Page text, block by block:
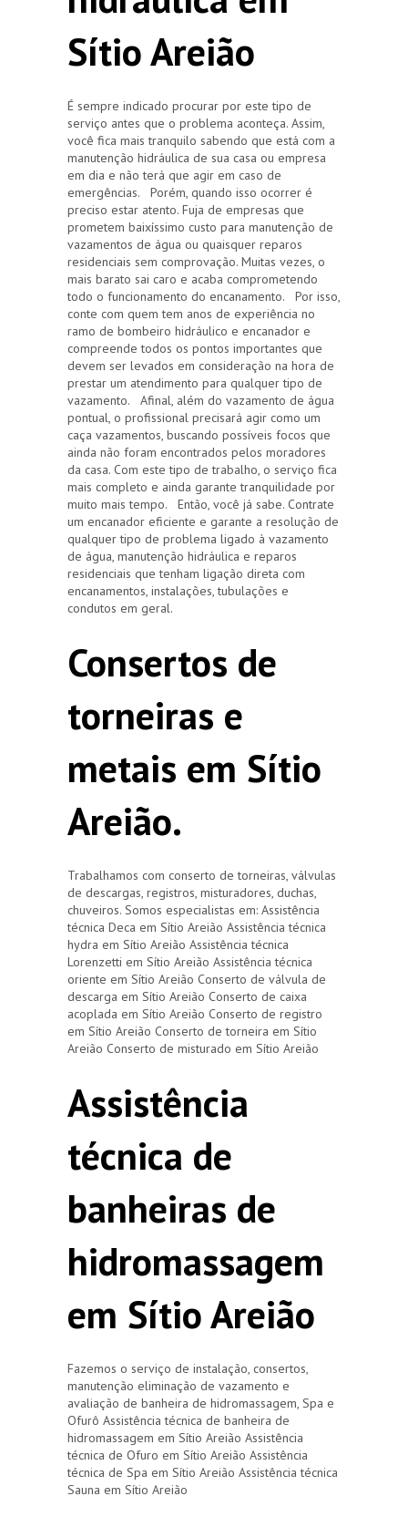
Sítio Areião
É sempre indicado procurar por este tipo de
serviço antes que o problema aconteça. Assim,
você fica mais tranquilo sabendo que está com a
manutenção hidráulica de sua casa ou empresa
em dia e não terá que agir em caso de
emergências. Porém, quando isso ocorrer é
preciso estar atento. Fuja de empresas que
prometem baixíssimo custo para manutenção de
vazamentos de água ou quaisquer reparos
residenciais sem comprovação. Muitas vezes, o
mais barato sai caro e acaba comprometendo
todo o funcionamento do encanamento. Por isso,
conte com quem tem anos de experiência no
ramo de bombeiro hidráulico e encanador e
compreende todos os pontos importantes que
devem ser levados em consideração na hora de
prestar um atendimento para qualquer tipo de
vazamento. Afinal, além do vazamento de água
pontual, o profissional precisará agir como um
caça vazamentos, buscando possíveis focos que
ainda não foram encontrados pelos moradores
da casa. Com este tipo de trabalho, o serviço fica
mais completo e ainda garante tranquilidade por
muito mais tempo. Então, você já sabe. Contrate
um encanador eficiente e garante a resolução de
qualquer tipo de problema ligado à vazamento
de água, manutenção hidráulica e reparos
residenciais que tenham ligação direta com
encanamentos, instalações, tubulações e
condutos em geral.
Consertos de
torneiras e
metais em Sítio
Areião.
Trabalhamos com conserto de torneiras, válvulas
de descargas, registros, misturadores, duchas,
chuveiros. Somos especialistas em: Assistência
técnica Deca em Sítio Areião Assistência técnica
hydra em Sítio Areião Assistência técnica
Lorenzetti em Sítio Areião Assistência técnica
oriente em Sítio Areião Conserto de válvula de
descarga em Sítio Areião Conserto de caixa
acoplada em Sítio Areião Conserto de registro
em Sítio Areião Conserto de torneira em Sítio
Areião Conserto de misturado em Sítio Areião
Assistência
técnica de
banheiras de
hidromassagem
em Sítio Areião
Fazemos o serviço de instalação, consertos,
manutenção eliminação de vazamento e
avaliação de banheira de hidromassagem, Spa e
Ofurô Assistência técnica de banheira de
hidromassagem em Sítio Areião Assistência
técnica de Ofuro em Sítio Areião Assistência
técnica de Spa em Sítio Areião Assistência técnica
Sauna em Sítio Areião